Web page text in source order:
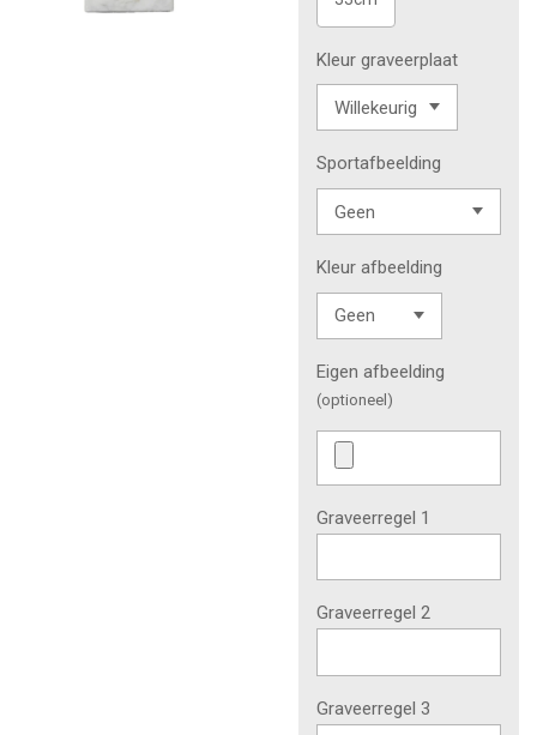
Kleur graveerplaat
Sportafbeelding
Kleur afbeelding
Eigen afbeelding
(optioneel)
Graveerregel 1
Graveerregel 2
Graveerregel 3